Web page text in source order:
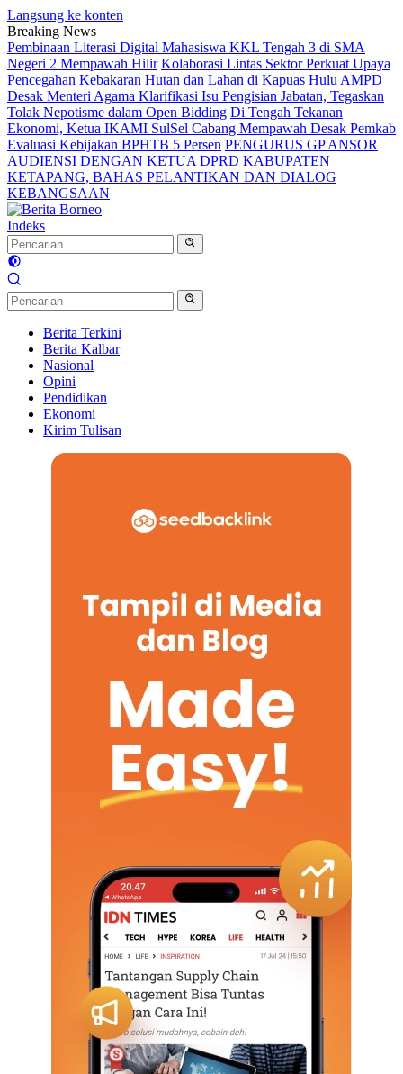
Langsung ke konten
Breaking News
Pembinaan Literasi Digital Mahasiswa KKL Tengah 3 di SMA
Negeri 2 Mempawah Hilir Kolaborasi Lintas Sektor Perkuat Upaya
Pencegahan Kebakaran Hutan dan Lahan di Kapuas Hulu AMPD
Desak Menteri Agama Klarifikasi Isu Pengisian Jabatan, Tegaskan
Tolak Nepotisme dalam Open Bidding Di Tengah Tekanan
Ekonomi, Ketua IKAMI SulSel Cabang Mempawah Desak Pemkab
Evaluasi Kebijakan BPHTB 5 Persen PENGURUS GP ANSOR
AUDIENSI DENGAN KETUA DPRD KABUPATEN
KETAPANG, BAHAS PELANTIKAN DAN DIALOG
KEBANGSAAN
Indeks
Berita Terkini
Berita Kalbar
Nasional
Opini
Pendidikan
Ekonomi
Kirim Tulisan